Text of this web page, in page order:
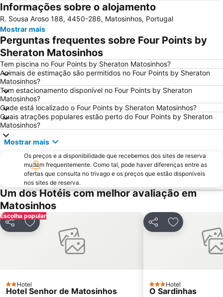
Parque aquático de Amarante
Pavilhão Multiusos Gondomar
Praia do Furadouro
Cais de Gaia
Magikland
Pavilhão Rosa Mota
Norteshopping
Baixa
Centro Histórico do Porto
Casa da Música
Parque & Zoo Santo Inácio
Estação São Bento
Aver-o-Mar Beach
Europarque
Matosinhos Beach
Praia da Aguda
Parque da Cidade
Hotel Solverde Beach
Edificio da Alfândega
Braga Parque
Mercado do Bolhão
Estádio Municipal de Braga - Estádio AXA
Aldeia Rural Preservada de Quintandona
Palacio do Freixo
Mindelo Beach
Bom Jesus do Monte
Caxinas Beach
Termas Romanas do Alto da Cividade
Estação de Caminhos de Ferro de Braga
Casino de Espinho
Parque do Palácio de Cristal
Azurara Beach
Centro Histórico de Guimarães
Informações sobre o alojamento
R. Sousa Aroso 188, 4450-286, Matosinhos, Portugal
Mostrar mais
Perguntas frequentes sobre Four Points by
Sheraton Matosinhos
Tem piscina no Four Points by Sheraton Matosinhos?
Animais de estimação são permitidos no Four Points by Sheraton
Matosinhos?
Tem estacionamento disponível no Four Points by Sheraton
Matosinhos?
Onde está localizado o Four Points by Sheraton Matosinhos?
Quais atrações populares estão perto do Four Points by Sheraton
Matosinhos?
Mostrar mais
Os preços e a disponibilidade que recebemos dos sites de reserva
mudam frequentemente. Como tal, pode haver diferenças entre as
ofertas que consulta no trivago e os preços que estão disponíveis
nos sites de reserva.
Um dos Hotéis com melhor avaliação em
Matosinhos
Escolha popular
PartilharAdicionar aos favoritos
2 Estrelas
Hotel
Hotel Senhor de Matosinhos
PartilharAdicionar
3 Estrelas
Hotel
O Sardinhas